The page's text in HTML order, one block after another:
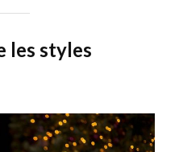
les styles